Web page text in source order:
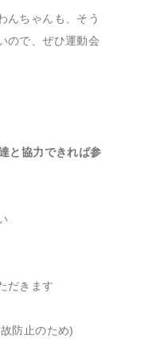
んちゃんも、そう
ので、ぜひ運動会
と協力できれば参
だきます
防止のため)